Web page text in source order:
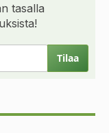
tasalla
Tilaa